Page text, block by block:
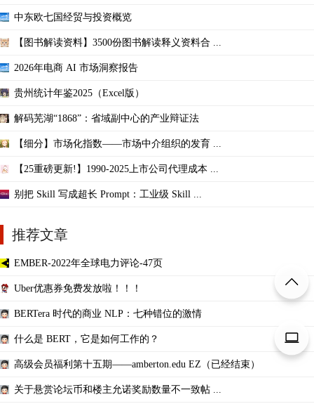
中东欧七国经贸与投资概览
【图书解读资料】3500份图书解读释义资料合 ...
2026年电商 AI 市场洞察报告
贵州统计年鉴2025（Excel版）
解码芜湖“1868”：省域副中心的产业辩证法
【细分】市场化指数——市场中介组织的发育 ...
【25重磅更新!】1990-2025上市公司代理成本 ...
别把 Skill 写成超长 Prompt：工业级 Skill ...
推荐文章
EMBER-2022年全球电力评论-47页
Uber优惠券免费发放啦！！！
BERTera 时代的商业 NLP：七种错位的激情
什么是 BERT，它是如何工作的？
高级会员福利第十五期——amberton.edu EZ（已经结束）
关于悬赏论坛币和楼主允诺奖励数量不一致帖 ...